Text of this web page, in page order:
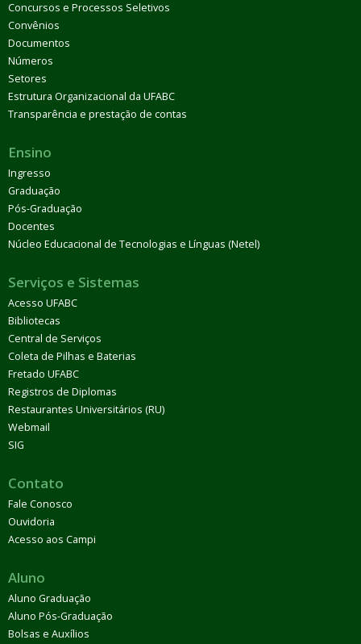
Concursos e Processos Seletivos
Convênios
Documentos
Números
Setores
Estrutura Organizacional da UFABC
Transparência e prestação de contas
Ensino
Ingresso
Graduação
Pós-Graduação
Docentes
Núcleo Educacional de Tecnologias e Línguas (Netel)
Serviços e Sistemas
Acesso UFABC
Bibliotecas
Central de Serviços
Coleta de Pilhas e Baterias
Fretado UFABC
Registros de Diplomas
Restaurantes Universitários (RU)
Webmail
SIG
Contato
Fale Conosco
Ouvidoria
Acesso aos Campi
Aluno
Aluno Graduação
Aluno Pós-Graduação
Bolsas e Auxílios